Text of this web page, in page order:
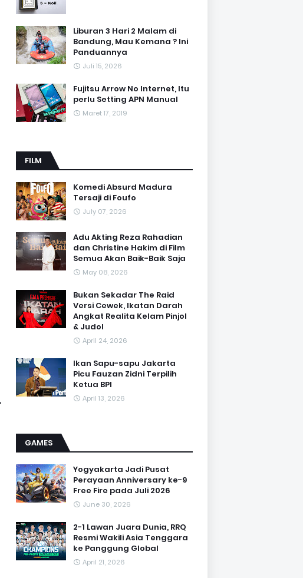
Liburan 3 Hari 2 Malam di
Bandung, Mau Kemana ? Ini
Panduannya
Juli 15, 2026
Fujitsu Arrow No Internet, Itu
perlu Setting APN Manual
Maret 17, 2019
FILM
Komedi Absurd Madura
Tersaji di Foufo
July 07, 2026
Adu Akting Reza Rahadian
dan Christine Hakim di Film
Semua Akan Baik-Baik Saja
May 08, 2026
Bukan Sekadar The Raid
Versi Cewek, Ikatan Darah
Angkat Realita Kelam Pinjol
& Judol
April 24, 2026
Ikan Sapu-sapu Jakarta
Picu Fauzan Zidni Terpilih
Ketua BPI
April 13, 2026
GAMES
Yogyakarta Jadi Pusat
Perayaan Anniversary ke-9
Free Fire pada Juli 2026
June 30, 2026
2-1 Lawan Juara Dunia, RRQ
Resmi Wakili Asia Tenggara
ke Panggung Global
April 21, 2026